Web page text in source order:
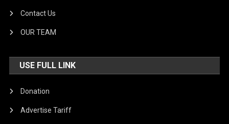
Contact Us
OUR TEAM
USE FULL LINK
Donation
Advertise Tariff